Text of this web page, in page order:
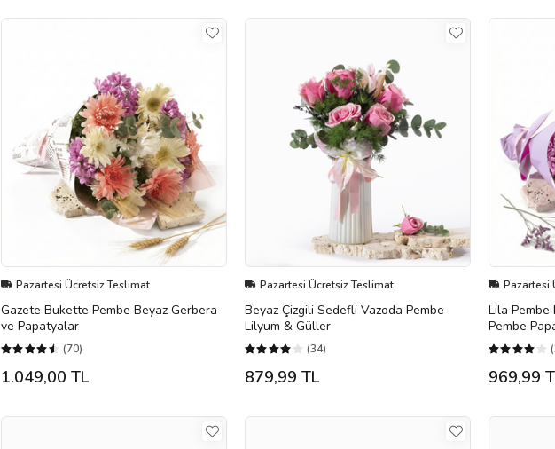
Pazartesi Ücretsiz Teslimat
Gazete Bukette Pembe Beyaz Gerbera
ve Papatyalar
(70)
1.049,00 TL
Pazartesi Ücretsiz Teslimat
Beyaz Çizgili Sedefli Vazoda Pembe
Lilyum & Güller
(34)
879,99 TL
Pazartesi
Lila
Pembe
969,99